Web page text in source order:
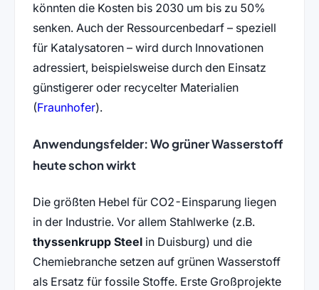
könnten die Kosten bis 2030 um bis zu 50%
senken. Auch der Ressourcenbedarf – speziell
für Katalysatoren – wird durch Innovationen
adressiert, beispielsweise durch den Einsatz
günstigerer oder recycelter Materialien
(Fraunhofer(öffnet in neuem Tab)
).
Anwendungsfelder: Wo grüner Wasserstoff
heute schon wirkt
Die größten Hebel für CO2-Einsparung liegen
in der Industrie. Vor allem Stahlwerke (z.B.
thyssenkrupp Steelin Duisburg) und die
Chemiebranche setzen auf grünen Wasserstoff
als Ersatz für fossile Stoffe. Erste Großprojekte